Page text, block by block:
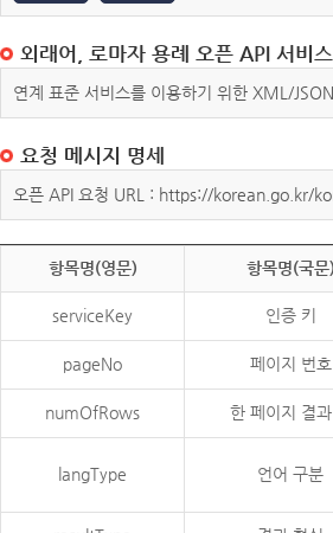
외래어, 로마자 용례 오픈 API 서비
연계 표준 서비스를 이용하기 위한 XML/
요청 메시지 명세
오픈 API 요청 URL : https://korean.go.kr/
항목명(영문) 항목명(국문)
serviceKey 인증 키
pageNo 페이지 번호
numOfRows 한 페이지 결
langType 언어 구분